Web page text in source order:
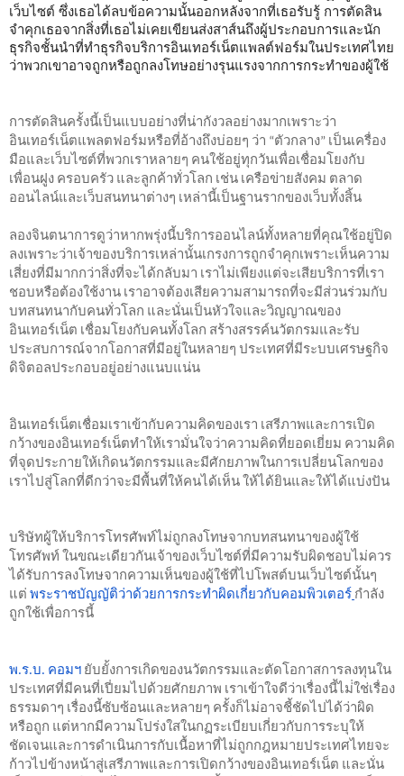
เว็บไซต์ ซึ่งเธอได้ลบข้อความนั้นออกหลังจากที่เธอรับรู้ การตัดสิน
จำคุกเธอจากสิ่งที่เธอไม่เคยเขียนส่งสาส์นถึงผู้ประกอบการและนัก
ธุรกิจชั้นนำที่ทำธุรกิจบริการอินเทอร์เน็ตแพลต์ฟอร์มในประเทศไทย
ว่าพวกเขาอาจถูกหรือถูกลงโทษอย่างรุนแรงจากการกระทำของผู้ใช้
การตัดสินครั้งนี้เป็นแบบอย่างที่น่ากังวลอย่างมากเพราะว่า
อินเทอร์เน็ตแพลตฟอร์มหรือที่อ้างถึงบ่อยๆ ว่า “ตัวกลาง” เป็นเครื่อง
มือและเว็บไซต์ที่พวกเราหลายๆ คนใช้อยู่ทุกวันเพื่อเชื่อมโยงกับ
เพื่อนฝูง ครอบครัว และลูกค้าทั่วโลก เช่น เครือข่ายสังคม ตลาด
ออนไลน์และเว็บสนทนาต่างๆ เหล่านี้เป็นฐานรากของเว็บทั้งสิ้น
ลองจินตนาการดูว่าหากพรุ่งนี้บริการออนไลน์ทั้งหลายที่คุณใช้อยู่ปิด
ลงเพราะว่าเจ้าของบริการเหล่านั้นเกรงการถูกจำคุกเพราะเห็นความ
เสี่ยงที่มีมากกว่าสิ่งที่จะได้กลับมา เราไม่เพียงแต่จะเสียบริการที่เรา
ชอบหรือต้องใช้งาน เราอาจต้องเสียความสามารถที่จะมีส่วนร่วมกับ
บทสนทนากับคนทั่วโลก และนั่นเป็นหัวใจและวิญญาณของ
อินเทอร์เน็ต เชื่อมโยงกับคนทั้งโลก สร้างสรรค์นวัตกรมและรับ
ประสบการณ์จากโอกาสที่มีอยู่ในหลายๆ ประเทศที่มีระบบเศรษฐกิจ
ดิจิตอลประกอบอยู่อย่างแนบแน่น
อินเทอร์เน็ตเชื่อมเราเข้ากับความคิดของเรา เสรีภาพและการเปิด
กว้างของอินเทอร์เน็ตทำให้เรามั่นใจว่าความคิดที่ยอดเยี่ยม ความคิด
ที่จุดประกายให้เกิดนวัตกรรมและมีศักยภาพในการเปลี่ยนโลกของ
เราไปสู่โลกที่ดีกว่าจะมีพื้นที่ให้คนได้เห็น ให้ได้ยินและให้ได้แบ่งปัน
บริษัทผู้ให้บริการโทรศัพท์ไม่ถูกลงโทษจากบทสนทนาของผู้ใช้
โทรศัพท์ ในขณะเดียวกันเจ้าของเว็บไซต์ที่มีความรับผิดชอบไม่ควร
ได้รับการลงโทษจากความเห็นของผู้ใช้ที่ไปโพสต์บนเว็บไซต์นั้นๆ
แต่ พระราชบัญญัติว่าด้วยการกระทำผิดเกี่ยวกับคอมพิวเตอร์ กำลัง
ถูกใช้เพื่อการนี้
พ.ร.บ. คอมฯ​ ยับยั้งการเกิดของนวัตกรรมและตัดโอกาสการลงทุนใน
ประเทศที่มีคนที่เปี่ยมไปด้วยศักยภาพ เราเข้าใจดีว่าเรื่องนี้ไม่่ใช่เรื่อง
ธรรมดาๆ เรื่องนี้ซับซ้อนและหลายๆ ครั้งก็ไม่อาจชี้ชัดไปได้ว่าผิด
หรือถูก แต่หากมีความโปร่งใสในกฏระเบียบเกี่ยวกับการระบุให้
ชัดเจนและการดำเนินการกับเนื้อหาที่ไม่ถูกกฎหมายประเทศไทยจะ
ก้าวไปข้างหน้าสู่เสรีภาพและการเปิดกว้างของอินเทอร์เน็ต และนั่น